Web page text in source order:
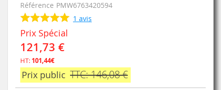
Référence PMW6763420594
1 avis
Prix Spécial
121,73 €
HT: 101,44€
Prix public TTC: 146,08 €